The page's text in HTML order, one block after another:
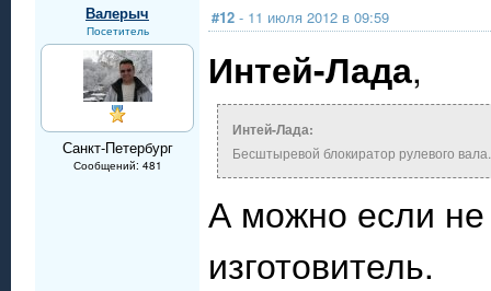
Валерыч
Посетитель
Санкт-Петербург
Сообщений: 481
#12 - 11 июля 2012 в 09:59
Интей-Лада,
Интей-Лада:
Бесштыревой блокиратор рулевого вала.
А можно если не
изготовитель.